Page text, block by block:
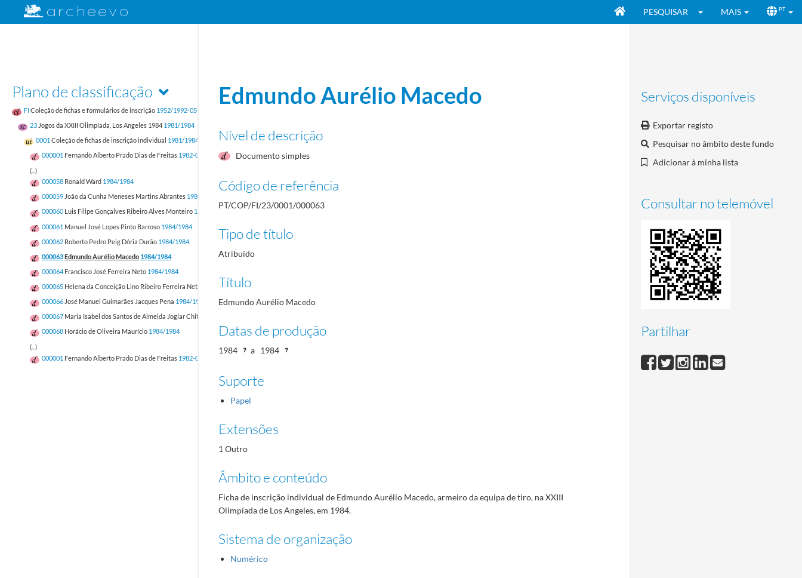
PESQUISAR MAIS PT
Plano de classificação
FIColeção de fichas e formulários de inscrição 1952/1992-05-17
23 Jogos da XXIII Olimpíada, Los Angeles 1984 1981/1984
0001 Coleção de fichas de inscrição individual 1981/1984
000001 Fernando Alberto Prado Dias de Freitas 1982-05-12/1982-05-12
(...)
000058 Ronald Ward 1984/1984
000059 João da Cunha Meneses Martins Abrantes 1984/1984
000060 Luis Filipe Gonçalves Ribeiro Alves Monteiro 1984/1984
000061 Manuel José Lopes Pinto Barroso 1984/1984
000062 Roberto Pedro Peig Dória Durão 1984/1984
000063Edmundo Aurélio Macedo 1984/1984
000064 Francisco José Ferreira Neto 1984/1984
000065 Helena da Conceição Lino Ribeiro Ferreira Neto
1984/1984
000066 José Manuel Guimarães Jacques Pena 1984/1984
000067 Maria Isabel dos Santos de Almeida Joglar Chitas
000068 Horácio de Oliveira Maurício 1984/1984
(...)
000001 Fernando Alberto Prado Dias de Freitas 1982-05-12/1982-05-12
Serviços disponíveis
Exportar registo
Pesquisar no âmbito deste fundo
Adicionar à minha lista
Consultar no telemóvel
Partilhar
Edmundo Aurélio Macedo
Nível de descrição
Documento simples
Código de referência
PT/COP/FI/23/0001/000063
Tipo de título
Atribuído
Título
Edmundo Aurélio Macedo
Datas de produção
1984 a 1984
Suporte
Papel
Extensões
1 Outro
Âmbito e conteúdo
Ficha de inscrição individual de Edmundo Aurélio Macedo, armeiro da equipa de tiro, na XXIII
Olimpíada de Los Angeles, em 1984.
Sistema de organização
Numérico